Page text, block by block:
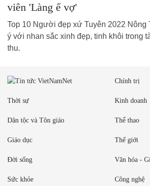
viên 'Làng ế vợ'
Top 10 Người đẹp xứ Tuyên 2022 Nông
ý với nhan sắc xinh đẹp, tinh khôi trong
thu.
Chính trị
Thời sự Kinh doanh
Dân tộc và Tôn giáo Thể thao
Giáo dục Thế giới
Đời sống Văn hóa -
Sức khỏe Công nghệ